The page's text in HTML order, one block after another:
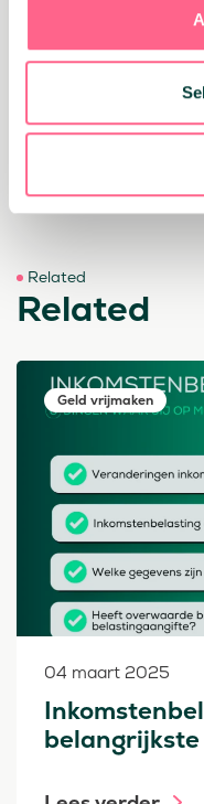
Start
Deel dit
Related
Related
Geld vrijmaken
04 maart 2025